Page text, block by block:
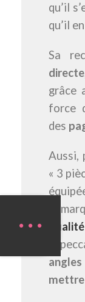
qu’il
qu’il
Sa
grâce
force
des
Aussi,
« 3
mettre